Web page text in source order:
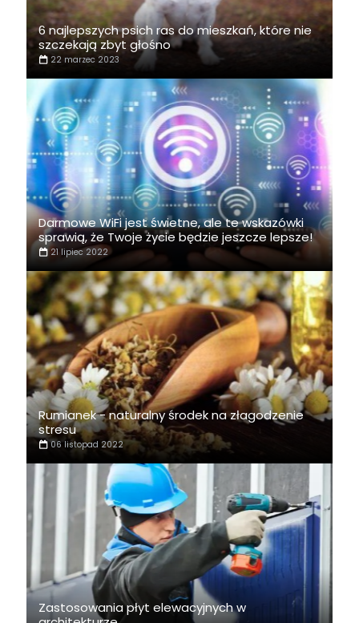
6 najlepszych psich ras do mieszkań, które nie
szczekają zbyt głośno
22 marzec 2023
Darmowe WiFi jest świetne, ale te wskazówki
sprawią, że Twoje życie będzie jeszcze lepsze!
21 lipiec 2022
Rumianek - naturalny środek na złagodzenie
stresu
06 listopad 2022
Zastosowania płyt elewacyjnych w